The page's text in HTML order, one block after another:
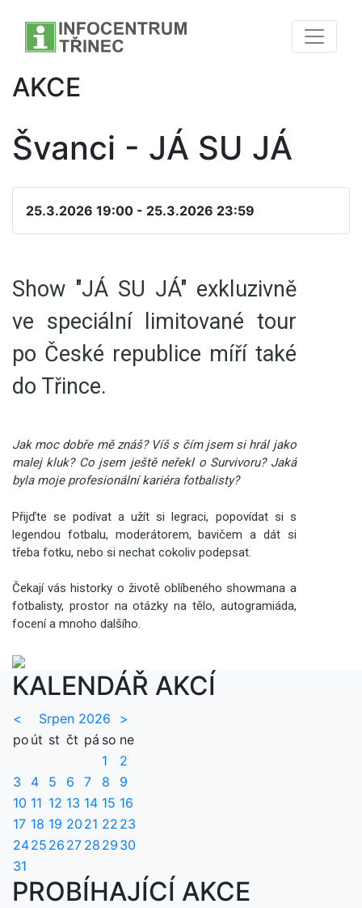
AKCE
Švanci - JÁ SU JÁ
25.3.2026 19:00 - 25.3.2026 23:59
Show "JÁ SU JÁ" exkluzivně
ve speciální limitované tour
po České republice míří také
do Třince.
Jak moc dobře mě znáš? Víš s čím jsem si hrál jako
malej kluk? Co jsem ještě neřekl o Survivoru? Jaká
byla moje profesionální kariéra fotbalisty?
Přijďte se podívat a užít si legraci, popovídat si s
legendou fotbalu, moderátorem, bavičem a dát si
třeba fotku, nebo si nechat cokoliv podepsat.
Čekají vás historky o životě oblíbeného showmana a
fotbalisty, prostor na otázky na tělo, autogramiáda,
focení a mnoho dalšího.
KALENDÁŘ AKCÍ
< Srpen 2026
>
po út st čt pá so ne
1
2
3
4 5 6 7 8
9
10 11 12 13 14 15 16
17 18 19 20 21 22 23
2425 26 27 28 29 30
31
PROBÍHAJÍCÍ AKCE